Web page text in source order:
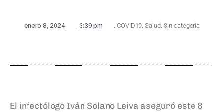
enero 8, 2024 3:39 pm COVID19, Salud, Sin categoría
El infectólogo Iván Solano Leiva aseguró este 8